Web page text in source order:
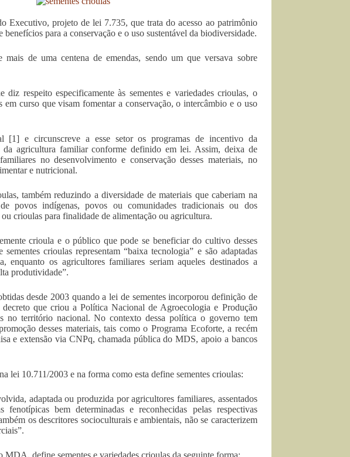
Executivo, projeto de lei 7.735, que trata do acesso ao patrimônio
para a conservação e o uso sustentável da biodiversidade.
de uma centena de emendas, sendo um que versava sobre
respeito especificamente às sementes e variedades crioulas, o
curso que visam fomentar a conservação, o intercâmbio e o uso
[1] e circunscreve a esse setor os programas de incentivo da
da agricultura familiar conforme definido em lei. Assim, deixa de
no desenvolvimento e conservação desses materiais, no
e nutricional.
também reduzindo a diversidade de materiais que caberiam na
povos indígenas, povos ou comunidades tradicionais ou dos
crioulas para finalidade de alimentação ou agricultura.
crioula e o público que pode se beneficiar do cultivo desses
crioulas representam “baixa tecnologia” e são adaptadas
enquanto os agricultores familiares seriam aqueles destinados a
produtividade”.
desde 2003 quando a lei de sementes incorporou definição de
decreto que criou a Política Nacional de Agroecologia e Produção
no território nacional. No contexto dessa política o governo tem
desses materiais, tais como o Programa Ecoforte, a recém
e extensão via CNPq, chamada pública do MDS, apoio a bancos
lei 10.711/2003 e na forma como esta define sementes crioulas:
adaptada ou produzida por agricultores familiares, assentados
bem determinadas e reconhecidas pelas respectivas
os descritores socioculturais e ambientais, não se caracterizem
MDA, define sementes e variedades crioulas da seguinte forma: